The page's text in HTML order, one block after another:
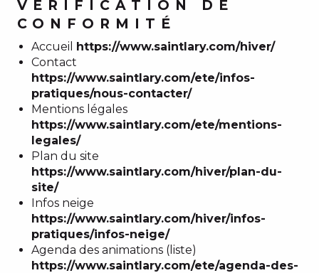
VÉRIFICATION DE
CONFORMITÉ
Accueil https://www.saintlary.com/hiver/
Contact
https://www.saintlary.com/ete/infos-
pratiques/nous-contacter/
Mentions légales
https://www.saintlary.com/ete/mentions-
legales/
Plan du site
https://www.saintlary.com/hiver/plan-du-
site/
Infos neige
https://www.saintlary.com/hiver/infos-
pratiques/infos-neige/
Agenda des animations (liste)
https://www.saintlary.com/ete/agenda-des-